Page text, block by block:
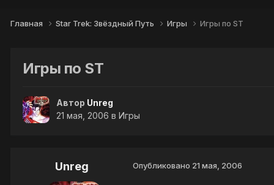
Главная Star Trek: Звёздный Путь Игры Игры по ST
Игры по ST
Автор Unreg
21 мая, 2006 в Игры
Unreg Опубликовано 21 мая, 2006